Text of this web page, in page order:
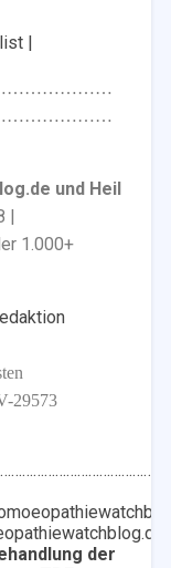
|
und Heil
|
1.000+
29573
der